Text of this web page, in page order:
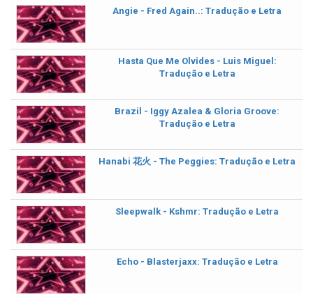
Angie - Fred Again..: Tradução e Letra
Hasta Que Me Olvides - Luis Miguel:
Tradução e Letra
Brazil - Iggy Azalea & Gloria Groove:
Tradução e Letra
Hanabi 花火 - The Peggies: Tradução e Letra
Sleepwalk - Kshmr: Tradução e Letra
Echo - Blasterjaxx: Tradução e Letra